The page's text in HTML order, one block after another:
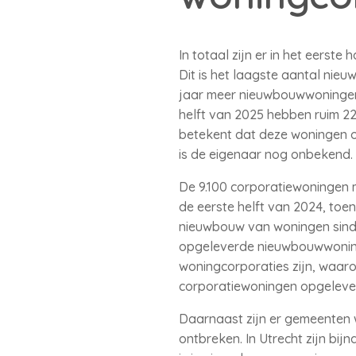
In totaal zijn er in het eerste
Dit is het laagste aantal
jaar meer
helft van 2025 hebben ruim
betekent dat deze woningen
is de eigenaar nog onbekend.
De 9.100
de eerste helft van 2024,
nieuwbouw van woningen
opgeleverde
woningcorporaties zijn,
corporatiewoningen
Daarnaast zijn er
ontbreken. In Utrecht zijn